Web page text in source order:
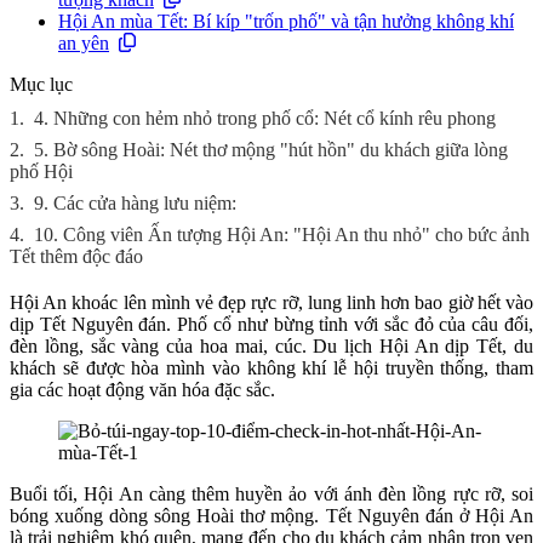
Hội An mùa Tết: Bí kíp "trốn phố" và tận hưởng không khí
an yên
Mục lục
1. 4. Những con hẻm nhỏ trong phố cổ: Nét cổ kính rêu phong
2. 5. Bờ sông Hoài: Nét thơ mộng "hút hồn" du khách giữa lòng
phố Hội
3. 9. Các cửa hàng lưu niệm:
4. 10. Công viên Ấn tượng Hội An: "Hội An thu nhỏ" cho bức ảnh
Tết thêm độc đáo
Hội An khoác lên mình vẻ đẹp rực rỡ, lung linh hơn bao giờ hết vào
dịp Tết Nguyên đán. Phố cổ như bừng tỉnh với sắc đỏ của câu đối,
đèn lồng, sắc vàng của hoa mai, cúc. Du lịch Hội An dịp Tết, du
khách sẽ được hòa mình vào không khí lễ hội truyền thống, tham
gia các hoạt động văn hóa đặc sắc.
Buổi tối, Hội An càng thêm huyền ảo với ánh đèn lồng rực rỡ, soi
bóng xuống dòng sông Hoài thơ mộng. Tết Nguyên đán ở Hội An
là trải nghiệm khó quên, mang đến cho du khách cảm nhận trọn vẹn